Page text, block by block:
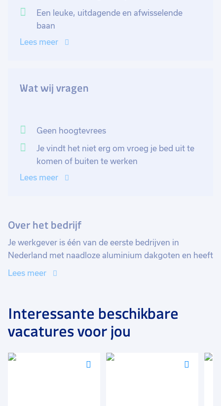
particulieren als in grote nieuwbouwprojecten. Deze
rol als (Leerling) Monteur Buitendienst is zeer
oplossingen te bedenken. Na een voldane dag keer je
Ben jij klaar om de handen uit de mouwen te steken en
functie!
Een leuke, uitdagende en afwisselende
baan
Lees meer
Wat wij vragen
Geen hoogtevrees
Je vindt het niet erg om vroeg je bed uit te
komen of buiten te werken
Lees meer
Over het bedrijf
Je werkgever is één van de eerste bedrijven in
Nederland met naadloze aluminium dakgoten en heeft
sindsdien veel praktijkervaring met het fabriceren en
uitgevoerd en humor belangrijk is.
Lees meer
Interessante beschikbare
vacatures voor jou
Voeg
Voeg